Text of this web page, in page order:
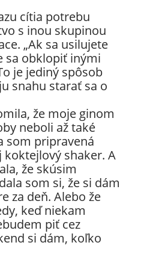
cítia potrebu
s inou skupinou
„Ak sa usilujete
sa obklopiť inými
je jediný spôsob
snahu starať sa o
že moje ginom
neboli až také
som pripravená
shaker. A
že skúsim
som si, že si dám
za deň. Alebo že
keď niekam
piť cez
si dám, koľko